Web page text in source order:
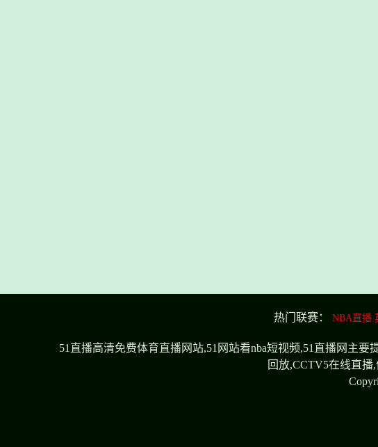
热门联赛： NBA直播
51直播高清免费体育直播网站,51网站看nba短视频,51直播网主
回放,CCTV5在线直播